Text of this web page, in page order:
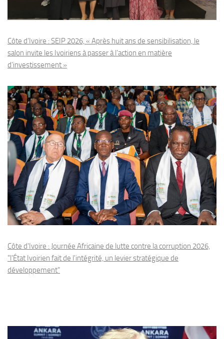
Côte d’Ivoire : SEIP 2026, « Après huit ans de sensibilisation, le
salon invite les Ivoiriens à passer à l’action en matière
d’investissement »
Côte d'Ivoire : Journée Africaine de lutte contre la corruption 2026,
"l'État Ivoirien fait de l'intégrité, un levier stratégique de
développement"